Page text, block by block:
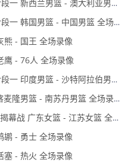
2025年12月01日男篮世亚预阶段一 新西兰男篮 - 澳大利亚男篮 全场录像
2025年12月01日男篮世亚预阶段一 韩国男篮 - 中国男篮 全场录像
熊 - 国王 全场录像
鹰 - 76人 全场录像
2025年11月30日男篮世亚预阶段一 印度男篮 - 沙特阿拉伯男篮 全场录像
2025年11月30日男篮世非预 喀麦隆男篮 - 南苏丹男篮 全场录像
2025年11月30日WCBA常规赛揭幕战 广东女篮 - 江苏女篮 全场录像
鹕 - 勇士 全场录像
塞 - 热火 全场录像